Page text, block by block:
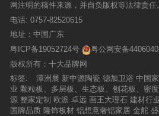
网注明的稿件来源，并自负版权等法律责任
电话: 0757-82520615
地址：中国广东
粤ICP备19052724号
粤公网安备
版权所有：十大品牌网
标签:
潭洲展 新中源陶瓷 德加卫浴 中国
业 颗粒板、多层板、生态板、刨花板、密
源 整家定制 欧派 卓远 画王大理石 建材行
国牌品质 隆饰板材 铝想意奢铝家居 金舵